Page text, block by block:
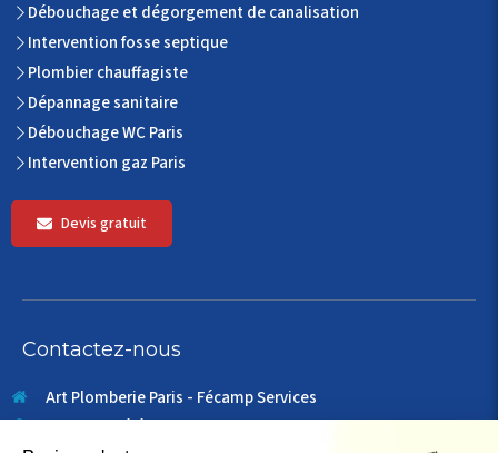
Débouchage et dégorgement de canalisation
Intervention fosse septique
Plombier chauffagiste
Dépannage sanitaire
Débouchage WC Paris
Intervention gaz Paris
Devis gratuit
Contactez-nous
Art Plomberie Paris - Fécamp Services
49 rue du télégraphe